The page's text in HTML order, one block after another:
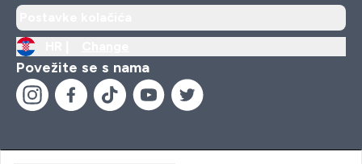
Povežite se s nama